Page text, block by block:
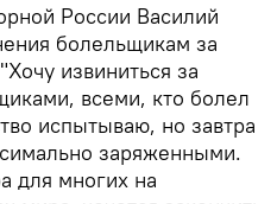
России Василий
болельщикам за
извиниться за
всеми, кто болел
испытываю, но завтра
заряженными.
для многих на